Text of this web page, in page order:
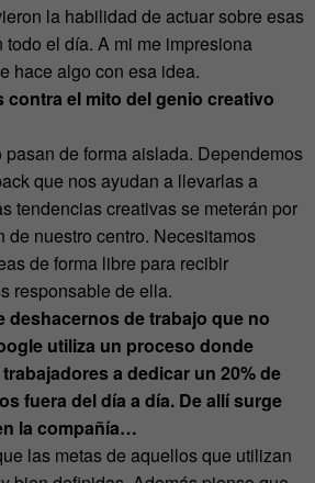
la habilidad de actuar sobre esas
el día. A mi me impresiona
hace algo con esa idea.
contra el mito del genio creativo
de forma aislada. Dependemos
que nos ayudan a llevarlas a
tendencias creativas se meterán por
de nuestro centro. Necesitamos
de forma libre para recibir
responsable de ella.
deshacernos de trabajo que no
utiliza un proceso donde
a dedicar un 20% de
fuera del día a día. De allí surge
la compañía…
las metas de aquellos que utilizan